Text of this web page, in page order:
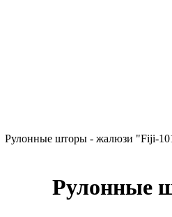
Рулонные шторы - жалюзи "Fiji-
Рулонные